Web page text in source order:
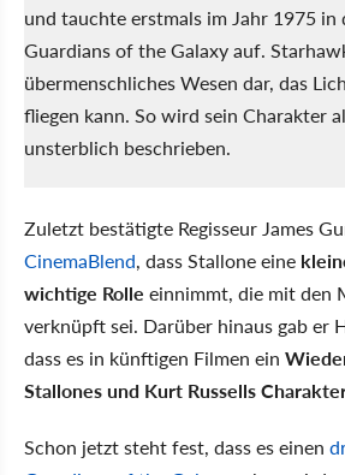
und tauchte erstmals im Jahr 1975 in
Guardians of the Galaxy auf.
übermenschliches Wesen dar, das
fliegen kann. So wird sein Charakter
unsterblich beschrieben.
Zuletzt bestätigte Regisseur James
CinemaBlend, dass Stallone eine
wichtige Rolle einnimmt, die mit den
verknüpft sei. Darüber hinaus gab er
dass es in künftigen Filmen ein
Stallones und Kurt Russells
Schon jetzt steht fest, dass es einen